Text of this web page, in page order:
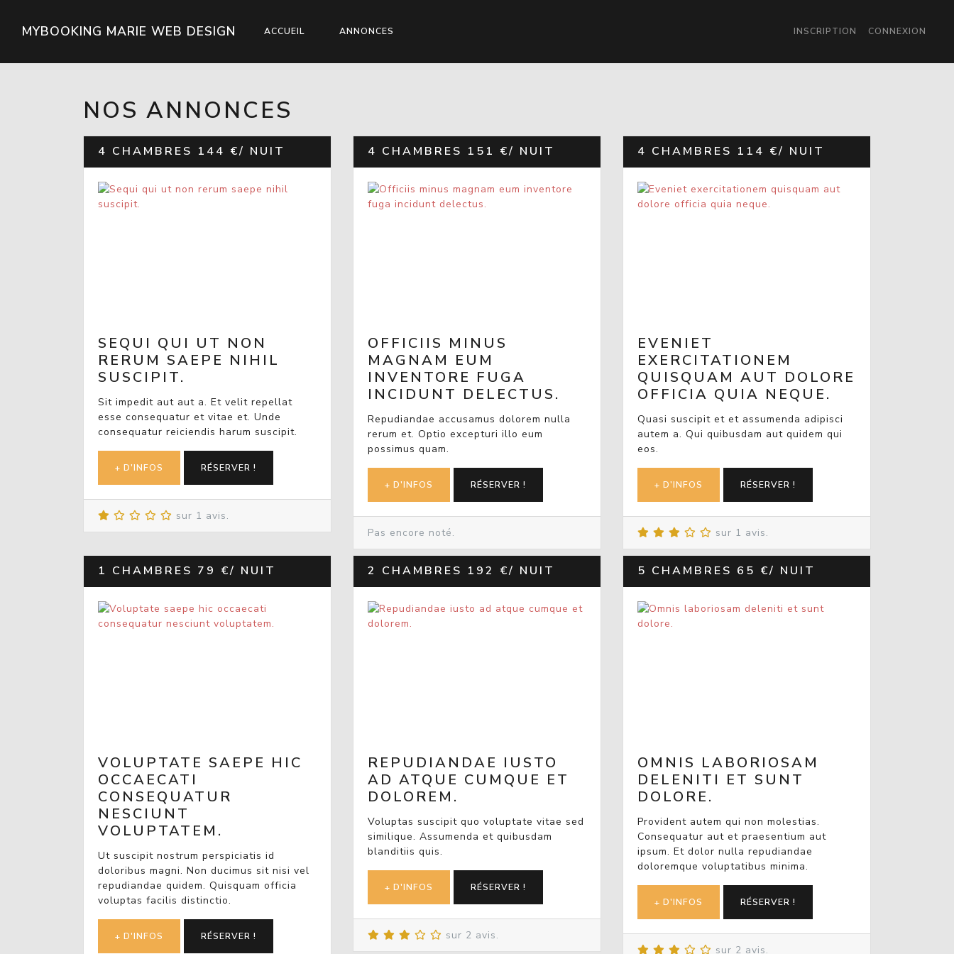
MYBOOKING MARIE WEB DESIGN ACCUEIL ANNONCES INSCRIPTION CONNEXION
NOS ANNONCES
4 CHAMBRES 144 €/ NUIT
SEQUI QUI UT NON
RERUM SAEPE NIHIL
SUSCIPIT.
Sit impedit aut aut a. Et velit repellat
esse consequatur et vitae et. Unde
consequatur reiciendis harum suscipit.
+ D'INFOS RÉSERVER !
sur 1 avis.
4 CHAMBRES 151 €/ NUIT
OFFICIIS MINUS
MAGNAM EUM
INVENTORE FUGA
INCIDUNT DELECTUS.
Repudiandae accusamus dolorem nulla
rerum et. Optio excepturi illo eum
possimus quam.
+ D'INFOS RÉSERVER !
Pas encore noté.
4 CHAMBRES 114 €/ NUIT
EVENIET
EXERCITATIONEM
QUISQUAM AUT DOLORE
OFFICIA QUIA NEQUE.
Quasi suscipit et et assumenda adipisci
autem a. Qui quibusdam aut quidem qui
eos.
+ D'INFOS RÉSERVER !
sur 1 avis.
1 CHAMBRES 79 €/ NUIT
VOLUPTATE SAEPE HIC
OCCAECATI
CONSEQUATUR
NESCIUNT
VOLUPTATEM.
Ut suscipit nostrum perspiciatis id
doloribus magni. Non ducimus sit nisi vel
repudiandae quidem. Quisquam officia
voluptas facilis distinctio.
+ D'INFOS RÉSERVER !
2 CHAMBRES 192 €/ NUIT
REPUDIANDAE IUSTO
AD ATQUE CUMQUE ET
DOLOREM.
Voluptas suscipit quo voluptate vitae sed
similique. Assumenda et quibusdam
blanditiis quis.
+ D'INFOS RÉSERVER !
sur 2 avis.
5 CHAMBRES 65 €/ NUIT
OMNIS LABORIOSAM
DELENITI ET SUNT
DOLORE.
Provident autem qui non molestias.
Consequatur aut et praesentium aut
ipsum. Et dolor nulla repudiandae
doloremque voluptatibus minima.
+ D'INFOS RÉSERVER !
sur 2 avis.